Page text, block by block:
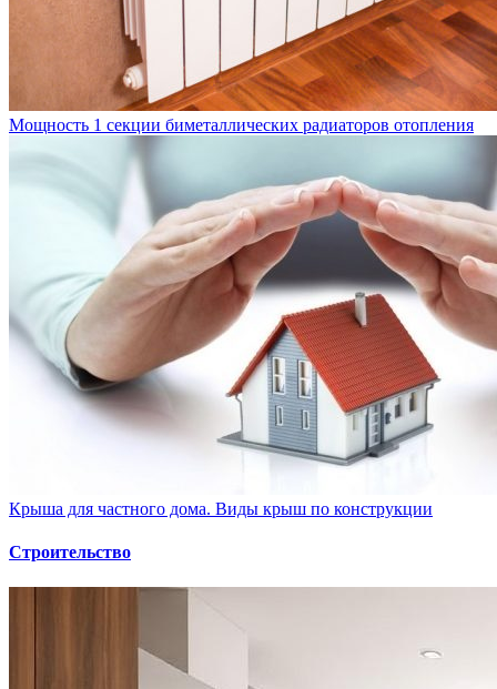
Мощность 1 секции биметаллических радиаторов отопления
Крыша для частного дома. Виды крыш по конструкции
Строительство